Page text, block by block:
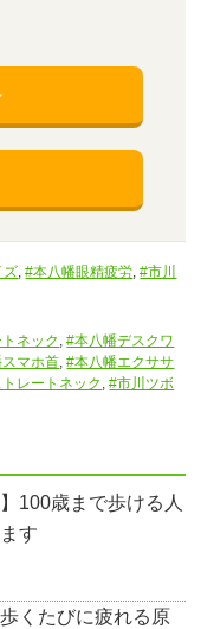
ズ,#本八幡眼精疲労,#市川
ネック ,#本八幡デスクワ
マホ首,#本八幡エクササ
レートネック ,#市川ツボ
100歳まで歩ける人
す
くたびに疲れる原